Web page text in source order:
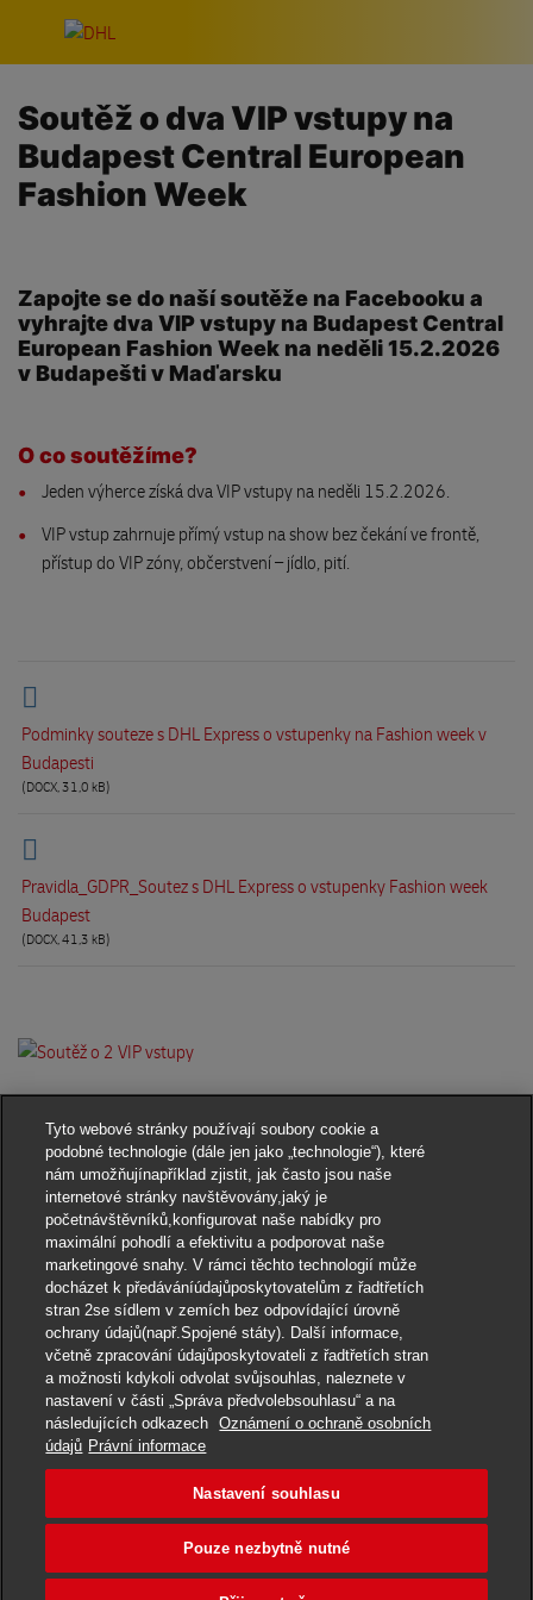
Přeskočit navigaci
Soutěž o dva VIP vstupy na
Budapest Central European
Fashion Week
Zapojte se do naší soutěže na Facebooku a
vyhrajte dva VIP vstupy na Budapest Central
European Fashion Week na neděli 15.2.2026
v Budapešti v Maďarsku
O co soutěžíme?
Jeden výherce získá dva VIP vstupy na neděli 15.2.2026.
VIP vstup zahrnuje přímý vstup na show bez čekání ve frontě,
přístup do VIP zóny, občerstvení – jídlo, pití.
Podminky souteze s DHL Express o vstupenky na Fashion week v
Budapesti
(DOCX, 31,0 kB)
Pravidla_GDPR_Soutez s DHL Express o vstupenky Fashion week
Budapest
(DOCX, 41,3 kB)
Oznámení o ochraně osobních údajů
Povinnost povinného subjektu – o ochraně oznamovatele
Přepravní podmínky DHL Express
DHL Express Česká republika
DHL Express. Všechna práva vyhrazena.
Volejte220 300 111nebo840 103 000
Tyto webové stránky používají soubory cookie a
podobné technologie (dále jen jako „technologie“), které
nám umožňujínapříklad zjistit, jak často jsou naše
internetové stránky navštěvovány,jaký je
početnávštěvníků,konfigurovat naše nabídky pro
maximální pohodlí a efektivitu a podporovat naše
marketingové snahy. V rámci těchto technologií může
docházet k předáváníúdajůposkytovatelům z řadtřetích
stran 2se sídlem v zemích bez odpovídající úrovně
ochrany údajů(např.Spojené státy). Další informace,
včetně zpracování údajůposkytovateli z řadtřetích stran
a možnosti kdykoli odvolat svůjsouhlas, naleznete v
nastavení v části „Správa předvolebsouhlasu“ a na
následujících odkazech
Oznámení o ochraně osobních
údajů Právní informace
Nastavení souhlasu
Pouze nezbytně nutné